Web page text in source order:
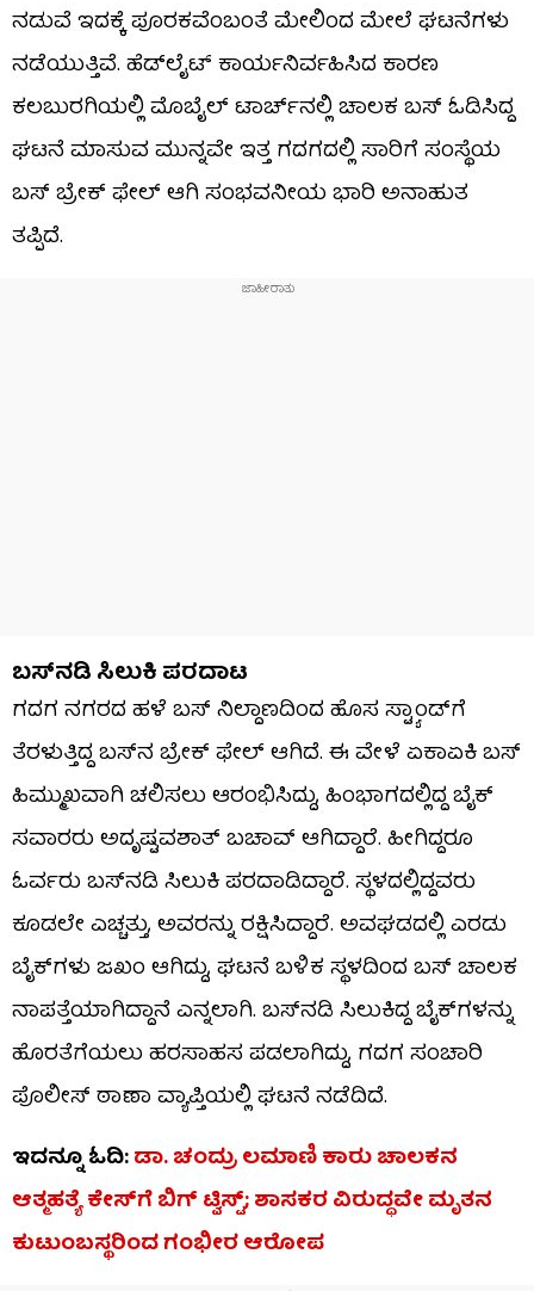
ನಡುವೆ ಇದಕ್ಕೆ ಪೂರಕವೆಂಬಂತೆ ಮೇಲಿಂದ ಮೇಲೆ ಘಟನೆಗಳು
ನಡೆಯುತ್ತಿವೆ. ಹೆಡ್​​ಲೈಟ್​​ ಕಾರ್ಯನಿರ್ವಹಿಸಿದ ಕಾರಣ
ಕಲಬುರಗಿಯಲ್ಲಿ ಮೊಬೈಲ್​​ ಟಾರ್ಚ್​​ನಲ್ಲಿ ಚಾಲಕ ಬಸ್​​ ಓಡಿಸಿದ್ದ
ಘಟನೆ ಮಾಸುವ ಮುನ್ನವೇ ಇತ್ತ ಗದಗದಲ್ಲಿ ಸಾರಿಗೆ ಸಂಸ್ಥೆಯ
ಬಸ್ ಬ್ರೇಕ್ ಫೇಲ್ ಆಗಿ ಸಂಭವನೀಯ ಭಾರಿ ಅನಾಹುತ
ತಪ್ಪಿದೆ.
ಬಸ್​​ನಡಿ ಸಿಲುಕಿ ಪರದಾಟ
ಗದಗ ನಗರದ ಹಳೆ ಬಸ್ ನಿಲ್ದಾಣದಿಂದ ಹೊಸ ಸ್ಟ್ಯಾಂಡ್​​ಗೆ
ತೆರಳುತ್ತಿದ್ದ ಬಸ್​​ನ​​ ಬ್ರೇಕ್​​ ಫೇಲ್​​ ಆಗಿದೆ. ಈ ವೇಳೆ ಏಕಾಏಕಿ ಬಸ್​​
ಹಿಮ್ಮುಖವಾಗಿ ಚಲಿಸಲು ಆರಂಭಿಸಿದ್ದು, ಹಿಂಭಾಗದಲ್ಲಿದ್ದ ಬೈಕ್​​
ಸವಾರರು ಅದೃಷ್ಟವಶಾತ್​​ ಬಚಾವ್​​ ಆಗಿದ್ದಾರೆ. ಹೀಗಿದ್ದರೂ
ಓರ್ವರು ಬಸ್​​ನಡಿ ಸಿಲುಕಿ ಪರದಾಡಿದ್ದಾರೆ. ಸ್ಥಳದಲ್ಲಿದ್ದವರು
ಕೂಡಲೇ ಎಚ್ಚತ್ತು, ಅವರನ್ನು ರಕ್ಷಿಸಿದ್ದಾರೆ. ಅವಘಡದಲ್ಲಿ ಎರಡು
ಬೈಕ್​​ಗಳು ಜಖಂ ಆಗಿದ್ದು, ಘಟನೆ ಬಳಿಕ ಸ್ಥಳದಿಂದ ಬಸ್​​ ಚಾಲಕ
ನಾಪತ್ತೆಯಾಗಿದ್ದಾನೆ ಎನ್ನಲಾಗಿ. ಬಸ್​​ನಡಿ ಸಿಲುಕಿದ್ದ ಬೈಕ್​​ಗಳನ್ನು
ಹೊರತೆಗೆಯಲು ಹರಸಾಹಸ ಪಡಲಾಗಿದ್ದು, ಗದಗ ಸಂಚಾರಿ
ಪೊಲೀಸ್ ಠಾಣಾ ವ್ಯಾಪ್ತಿಯಲ್ಲಿ ಘಟನೆ ನಡೆದಿದೆ.
ಇದನ್ನೂ ಓದಿ:ಡಾ. ಚಂದ್ರು ಲಮಾಣಿ ಕಾರು ಚಾಲಕನ
ಆತ್ಮಹತ್ಯೆ ಕೇಸ್​​ಗೆ ಬಿಗ್​​ ಟ್ವಿಸ್ಟ್​​; ಶಾಸಕರ ವಿರುದ್ಧವೇ ಮೃತನ
ಕುಟುಂಬಸ್ಥರಿಂದ ಗಂಭೀರ ಆರೋಪ